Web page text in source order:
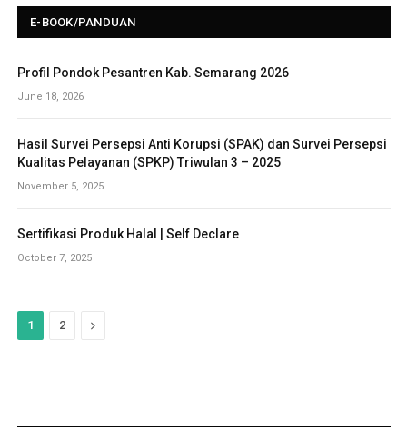
E-BOOK/PANDUAN
Profil Pondok Pesantren Kab. Semarang 2026
June 18, 2026
Hasil Survei Persepsi Anti Korupsi (SPAK) dan Survei Persepsi
Kualitas Pelayanan (SPKP) Triwulan 3 – 2025
November 5, 2025
Sertifikasi Produk Halal | Self Declare
October 7, 2025
1 2
N